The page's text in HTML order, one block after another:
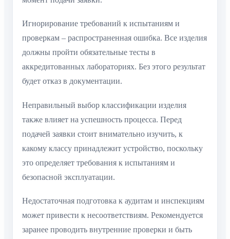
Игнорирование требований к испытаниям и
проверкам – распространенная ошибка. Все изделия
должны пройти обязательные тесты в
аккредитованных лабораториях. Без этого результат
будет отказ в документации.
Неправильный выбор классификации изделия
также влияет на успешность процесса. Перед
подачей заявки стоит внимательно изучить, к
какому классу принадлежит устройство, поскольку
это определяет требования к испытаниям и
безопасной эксплуатации.
Недостаточная подготовка к аудитам и инспекциям
может привести к несоответствиям. Рекомендуется
заранее проводить внутренние проверки и быть